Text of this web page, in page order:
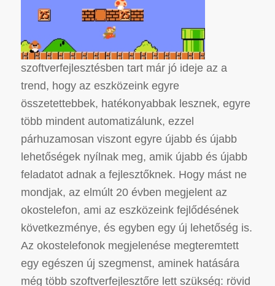
szoftverfejlesztésben tart már jó ideje az a
trend, hogy az eszközeink egyre
összetettebbek, hatékonyabbak lesznek, egyre
több mindent automatizálunk, ezzel
párhuzamosan viszont egyre újabb és újabb
lehetőségek nyílnak meg, amik újabb és újabb
feladatot adnak a fejlesztőknek. Hogy mást ne
mondjak, az elmúlt 20 évben megjelent az
okostelefon, ami az eszközeink fejlődésének
következménye, és egyben egy új lehetőség is.
Az okostelefonok megjelenése megteremtett
egy egészen új szegmenst, aminek hatására
még több szoftverfejlesztőre lett szükség: rövid